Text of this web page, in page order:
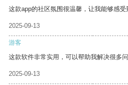
这款app的社区氛围很温馨，让我能够感受
2025-09-13
游客
这款软件非常实用，可以帮助我解决很多问
2025-09-13